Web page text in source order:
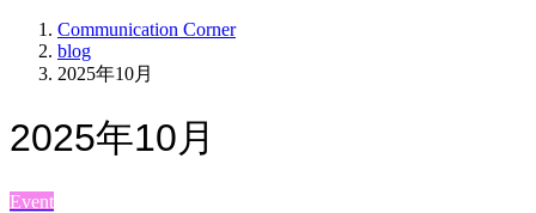
Communication Corner
blog
2025年10月
2025年10月
Event